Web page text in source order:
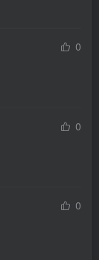
0
0
0